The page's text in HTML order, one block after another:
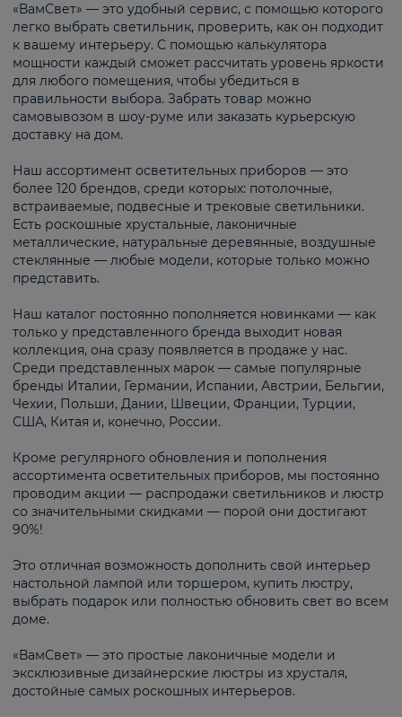
«ВамСвет» — это удобный сервис, с помощью которого
легко выбрать светильник, проверить, как он подходит
к вашему интерьеру. С помощью калькулятора
мощности каждый сможет рассчитать уровень яркости
для любого помещения, чтобы убедиться в
правильности выбора. Забрать товар можно
самовывозом в шоу-руме или заказать курьерскую
доставку на дом.
Наш ассортимент осветительных приборов — это
более 120 брендов, среди которых: потолочные,
встраиваемые, подвесные и трековые светильники.
Есть роскошные хрустальные, лаконичные
металлические, натуральные деревянные, воздушные
стеклянные — любые модели, которые только можно
представить.
Наш каталог постоянно пополняется новинками — как
только у представленного бренда выходит новая
коллекция, она сразу появляется в продаже у нас.
Среди представленных марок — самые популярные
бренды Италии, Германии, Испании, Австрии, Бельгии,
Чехии, Польши, Дании, Швеции, Франции, Турции,
США, Китая и, конечно, России.
Кроме регулярного обновления и пополнения
ассортимента осветительных приборов, мы постоянно
проводим акции — распродажи светильников и люстр
со значительными скидками — порой они достигают
90%!
Это отличная возможность дополнить свой интерьер
настольной лампой или торшером, купить люстру,
выбрать подарок или полностью обновить свет во всем
доме.
«ВамСвет» — это простые лаконичные модели и
эксклюзивные дизайнерские люстры из хрусталя,
достойные самых роскошных интерьеров.